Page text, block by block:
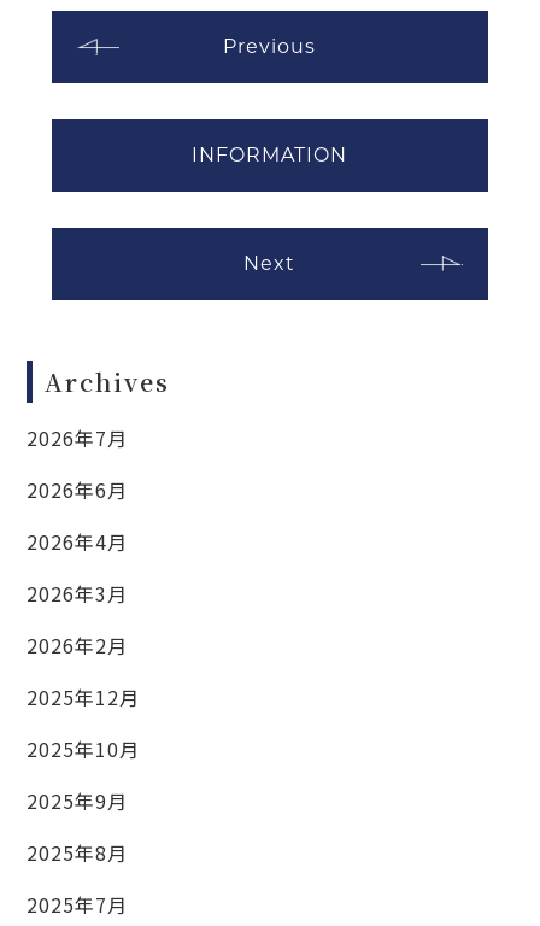
Previous
INFORMATION
Next
Archives
2026年7月
2026年6月
2026年4月
2026年3月
2026年2月
2025年12月
2025年10月
2025年9月
2025年8月
2025年7月